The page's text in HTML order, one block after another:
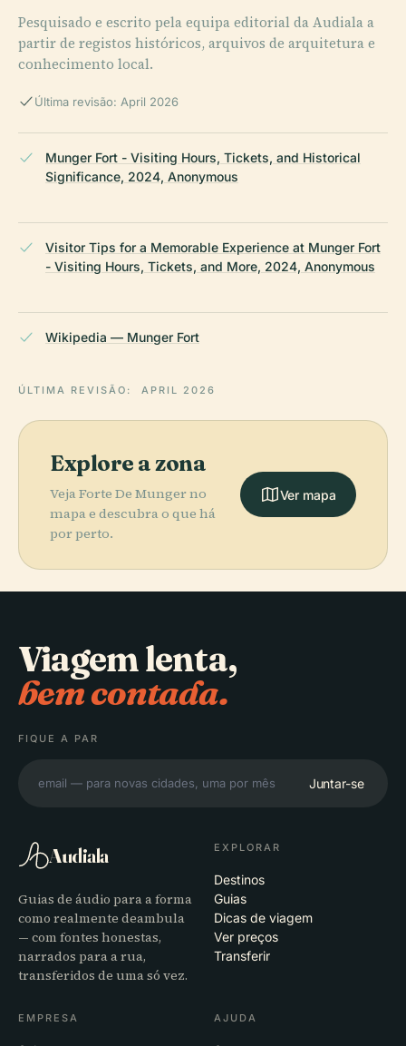
Pesquisado e escrito pela equipa editorial da Audiala a
partir de registos históricos, arquivos de arquitetura e
conhecimento local.
Última revisão: April 2026
Munger Fort - Visiting Hours, Tickets, and Historical
Significance, 2024, Anonymous
Visitor Tips for a Memorable Experience at Munger Fort
- Visiting Hours, Tickets, and More, 2024, Anonymous
Wikipedia — Munger Fort
ÚLTIMA REVISÃO: APRIL 2026
Explore a zona
Veja Forte De Munger no
mapa e descubra o que há
por perto.
Ver mapa
Viagem lenta,
bem contada.
FIQUE A PAR
Juntar-se
Audiala
Guias de áudio para a forma
como realmente deambula
— com fontes honestas,
narrados para a rua,
transferidos de uma só vez.
EXPLORAR
Destinos
Guias
Dicas de viagem
Ver preços
Transferir
EMPRESA AJUDA